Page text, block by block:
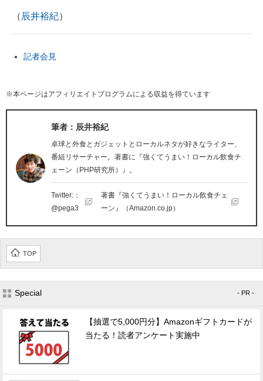
（ 辰井裕紀）
記者会見
※本ページはアフィリエイトプログラムによる収益を得ています
筆者：辰井裕紀
卓球と外食とガジェットとローカルネタが好きなライター、
番組リサーチャー。著書に『強くてうまい！ローカル飲食チ
ェーン（PHP研究所）』。
Twitter:：
@pega3
著書『強くてうまい！ローカル飲食チェ
ーン』（Amazon.co.jp）
TOP
Special - PR -
【抽選で5,000円分】Amazonギフトカードが
当たる！読者アンケート実施中